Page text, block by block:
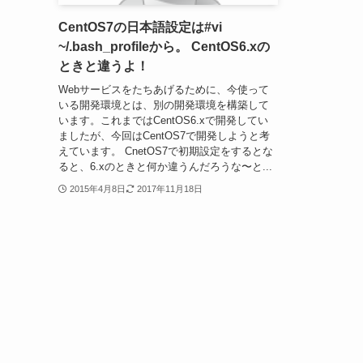
CentOS7の日本語設定は#vi
~/.bash_profileから。 CentOS6.xの
ときと違うよ！
Webサービスをたちあげるために、今使って
いる開発環境とは、別の開発環境を構築して
います。これまではCentOS6.xで開発してい
ましたが、今回はCentOS7で開発しようと考
えています。 CnetOS7で初期設定をするとな
ると、6.xのときと何か違うんだろうな〜と...
2015年4月8日 2017年11月18日